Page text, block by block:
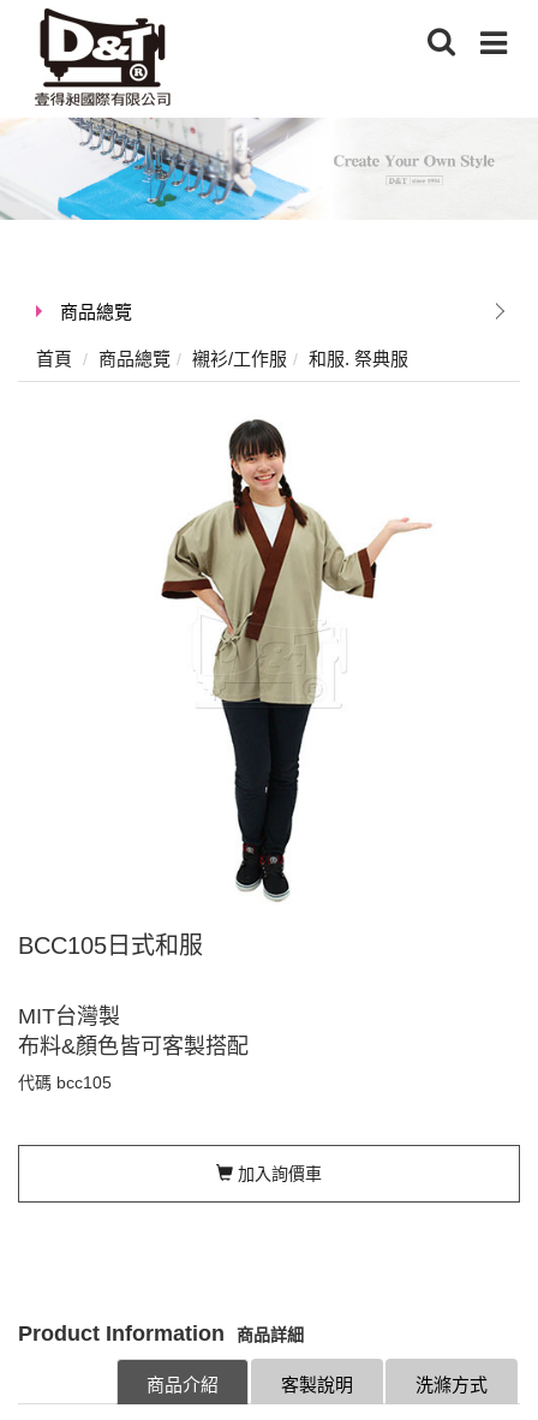
商品總覽
首頁 商品總覽 襯衫/工作服 和服. 祭典服
BCC105日式和服
MIT台灣製
布料&顏色皆可客製搭配
代碼 bcc105
加入詢價車
Product Information 商品詳細
洗滌方式
客製說明
商品介紹